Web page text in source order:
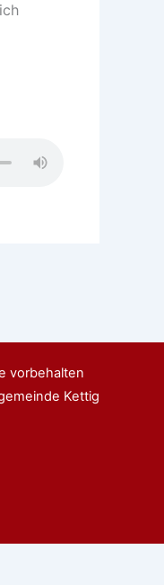
vorbehalten
Kettig